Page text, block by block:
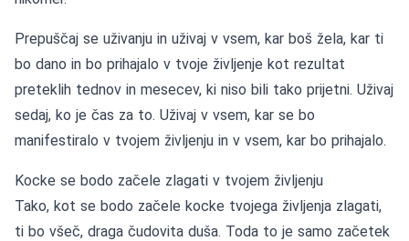
Prepuščaj se uživanju in uživaj v vsem, kar boš žela, kar ti
bo dano in bo prihajalo v tvoje življenje kot rezultat
preteklih tednov in mesecev, ki niso bili tako prijetni. Uživaj
sedaj, ko je čas za to. Uživaj v vsem, kar se bo
manifestiralo v tvojem življenju in v vsem, kar bo prihajalo.
Kocke se bodo začele zlagati v tvojem življenju
Tako, kot se bodo začele kocke tvojega življenja zlagati,
ti bo všeč, draga čudovita duša. Toda to je samo začetek